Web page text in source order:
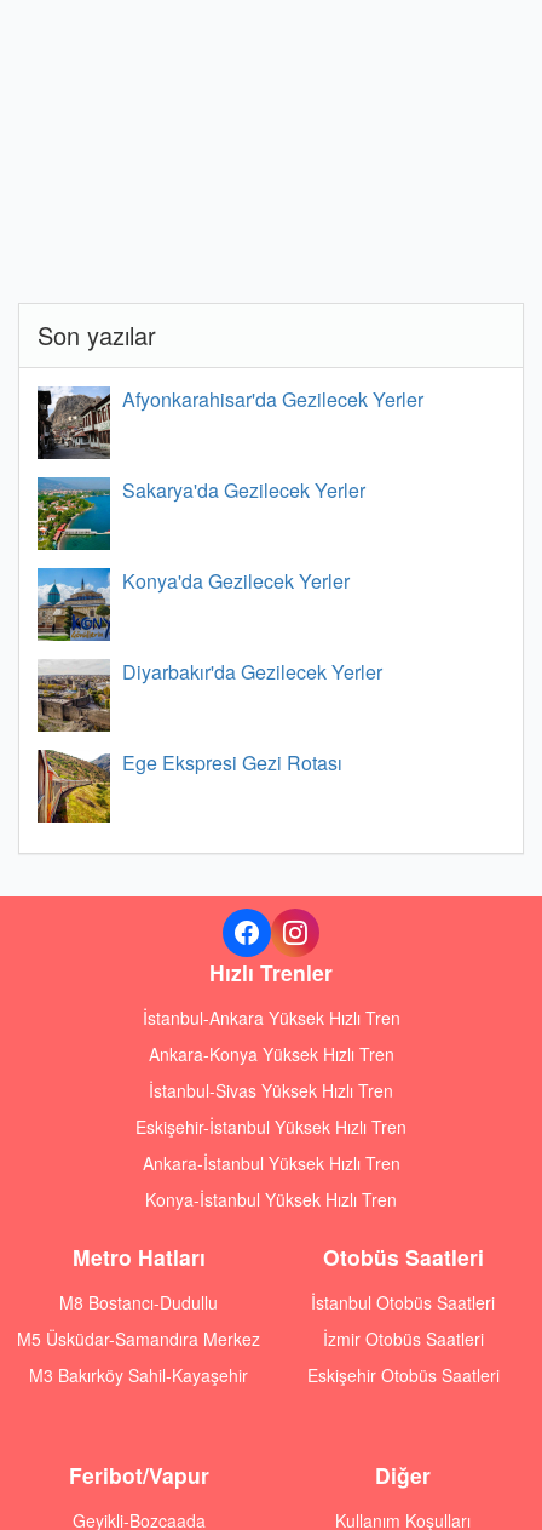
Son yazılar
Afyonkarahisar'da Gezilecek Yerler
Sakarya'da Gezilecek Yerler
Konya'da Gezilecek Yerler
Diyarbakır'da Gezilecek Yerler
Ege Ekspresi Gezi Rotası
Hızlı Trenler
İstanbul-Ankara Yüksek Hızlı Tren
Ankara-Konya Yüksek Hızlı Tren
İstanbul-Sivas Yüksek Hızlı Tren
Eskişehir-İstanbul Yüksek Hızlı Tren
Ankara-İstanbul Yüksek Hızlı Tren
Konya-İstanbul Yüksek Hızlı Tren
Metro Hatları
M8 Bostancı-Dudullu
M5 Üsküdar-Samandıra Merkez
M3 Bakırköy Sahil-Kayaşehir
Otobüs Saatleri
İstanbul Otobüs Saatleri
İzmir Otobüs Saatleri
Eskişehir Otobüs Saatleri
Feribot/Vapur
Geyikli-Bozcaada
Diğer
Kullanım Koşulları